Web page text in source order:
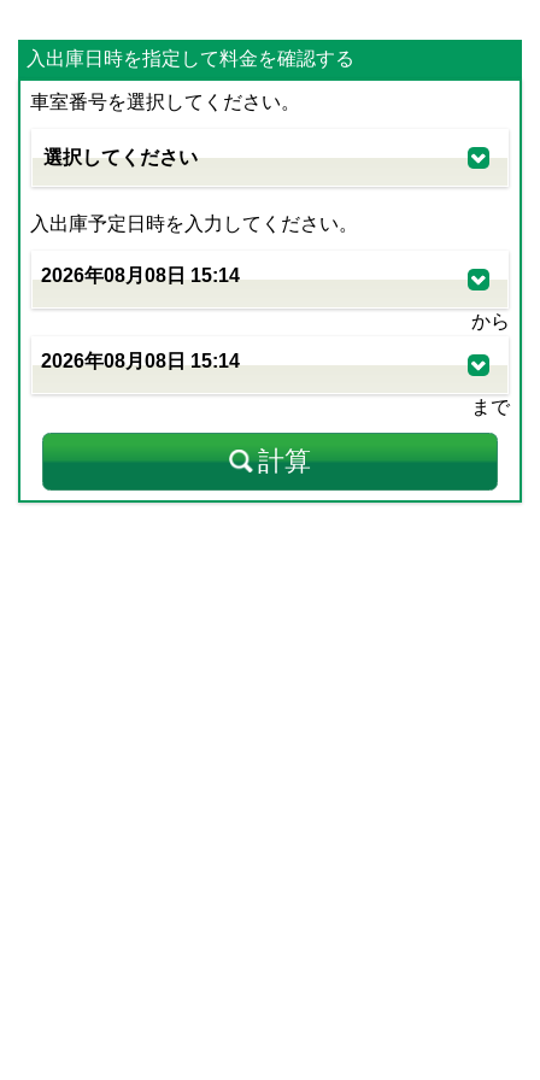
入出庫日時を指定して料金を確認する
車室番号を選択してください。
入出庫予定日時を入力してください。
から
まで
計算